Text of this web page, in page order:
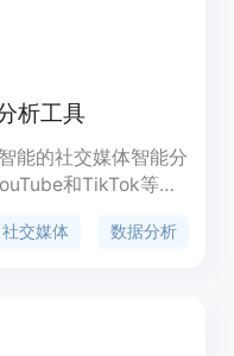
析工具
能的社交媒体智能分
和TikTok等社
助企业实现销售和营
社交媒体 数据分析